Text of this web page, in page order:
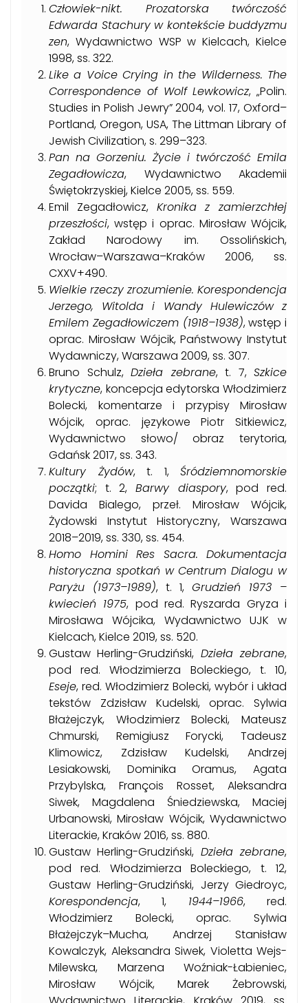
Człowiek-nikt. Prozatorska twórczość
Edwarda Stachury w kontekście buddyzmu
zen, Wydawnictwo WSP w Kielcach, Kielce
1998, ss. 322.
Like a Voice Crying in the Wilderness. The
Correspondence of Wolf Lewkowicz, „Polin.
Studies in Polish Jewry” 2004, vol. 17, Oxford–
Portland, Oregon, USA, The Littman Library of
Jewish Civilization, s. 299–323.
Pan na Gorzeniu. Życie i twórczość Emila
Zegadłowicza, Wydawnictwo Akademii
Świętokrzyskiej, Kielce 2005, ss. 559.
Emil Zegadłowicz, Kronika z zamierzchłej
przeszłości, wstęp i oprac. Mirosław Wójcik,
Zakład Narodowy im. Ossolińskich,
Wrocław–Warszawa–Kraków 2006, ss.
CXXV+490.
Wielkie rzeczy zrozumienie. Korespondencja
Jerzego, Witolda i Wandy Hulewiczów z
Emilem Zegadłowiczem (1918–1938), wstęp i
oprac. Mirosław Wójcik, Państwowy Instytut
Wydawniczy, Warszawa 2009, ss. 307.
Bruno Schulz, Dzieła zebrane, t. 7, Szkice
krytyczne, koncepcja edytorska Włodzimierz
Bolecki, komentarze i przypisy Mirosław
Wójcik, oprac. językowe Piotr Sitkiewicz,
Wydawnictwo słowo/ obraz terytoria,
Gdańsk 2017, ss. 343.
Kultury Żydów, t. 1, Śródziemnomorskie
początki; t. 2, Barwy diaspory, pod red.
Davida Bialego, przeł. Mirosław Wójcik,
Żydowski Instytut Historyczny, Warszawa
2018–2019, ss. 330, ss. 454.
Homo Homini Res Sacra. Dokumentacja
historyczna spotkań w Centrum Dialogu w
Paryżu (1973–1989), t. 1, Grudzień 1973 –
kwiecień 1975, pod red. Ryszarda Gryza i
Mirosława Wójcika, Wydawnictwo UJK w
Kielcach, Kielce 2019, ss. 520.
Gustaw Herling-Grudziński, Dzieła zebrane,
pod red. Włodzimierza Boleckiego, t. 10,
Eseje, red. Włodzimierz Bolecki, wybór i układ
tekstów Zdzisław Kudelski, oprac. Sylwia
Błażejczyk, Włodzimierz Bolecki, Mateusz
Chmurski, Remigiusz Forycki, Tadeusz
Klimowicz, Zdzisław Kudelski, Andrzej
Lesiakowski, Dominika Oramus, Agata
Przybylska, François Rosset, Aleksandra
Siwek, Magdalena Śniedziewska, Maciej
Urbanowski, Mirosław Wójcik, Wydawnictwo
Literackie, Kraków 2016, ss. 880.
Gustaw Herling-Grudziński, Dzieła zebrane,
pod red. Włodzimierza Boleckiego, t. 12,
Gustaw Herling-Grudziński, Jerzy Giedroyc,
Korespondencja, 1, 1944–1966, red.
Włodzimierz Bolecki, oprac. Sylwia
Błażejczyk–Mucha, Andrzej Stanisław
Kowalczyk, Aleksandra Siwek, Violetta Wejs-
Milewska, Marzena Woźniak-Łabieniec,
Mirosław Wójcik, Marek Żebrowski,